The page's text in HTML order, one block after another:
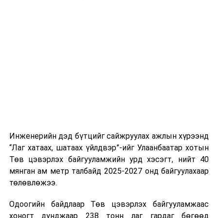
Инженерийн дэд бүтцийг сайжруулах ажлын хүрээнд
“Лаг хатаах, шатаах үйлдвэр”-ийг Улаанбаатар хотын
Төв цэвэрлэх байгууламжийн урд хэсэгт, нийт 40
мянган ам метр талбайд 2025-2027 онд байгуулахаар
төлөвлөжээ.
Одоогийн байдлаар Төв цэвэрлэх байгууламжаас
хоногт дунджаар 238 тонн лаг гардаг бөгөөд